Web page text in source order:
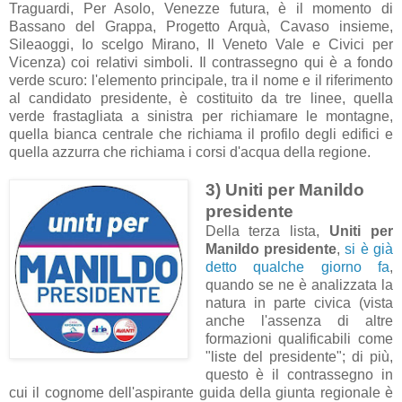
Traguardi, Per Asolo, Venezze futura, è il momento di
Bassano del Grappa, Progetto Arquà, Cavaso insieme,
Sileaoggi, Io scelgo Mirano, Il Veneto Vale e Civici per
Vicenza) coi relativi simboli. Il contrassegno qui è a fondo
verde scuro: l'elemento principale, tra il nome e il riferimento
al candidato presidente, è costituito da tre linee, quella
verde frastagliata a sinistra per richiamare le montagne,
quella bianca centrale che richiama il profilo degli edifici e
quella azzurra che richiama i corsi d'acqua della regione.
3) Uniti per Manildo
presidente
Della terza lista, Uniti per
Manildo presidente,si è già
detto qualche giorno fa,
quando se ne è analizzata la
natura in parte civica (vista
anche l'assenza di altre
formazioni qualificabili come
"liste del presidente"; di più,
questo è il contrassegno in
cui il cognome dell'aspirante guida della giunta regionale è